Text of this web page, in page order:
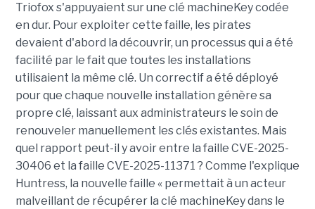
Triofox s'appuyaient sur une clé machineKey codée
en dur. Pour exploiter cette faille, les pirates
devaient d'abord la découvrir, un processus qui a été
facilité par le fait que toutes les installations
utilisaient la même clé. Un correctif a été déployé
pour que chaque nouvelle installation génère sa
propre clé, laissant aux administrateurs le soin de
renouveler manuellement les clés existantes. Mais
quel rapport peut-il y avoir entre la faille CVE-2025-
30406 et la faille CVE-2025-11371 ? Comme l'explique
Huntress, la nouvelle faille « permettait à un acteur
malveillant de récupérer la clé machineKey dans le